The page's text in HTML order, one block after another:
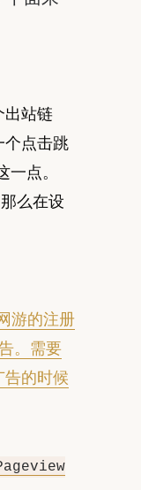
出站链
个点击跳
点。
么在设
游的注册
。需要
的时候